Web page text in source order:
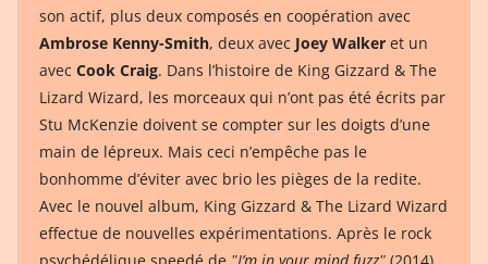
son actif, plus deux composés en coopération avec
Ambrose Kenny-Smith, deux avec Joey Walker et un
avec Cook Craig. Dans l’histoire de King Gizzard & The
Lizard Wizard, les morceaux qui n’ont pas été écrits par
Stu McKenzie doivent se compter sur les doigts d’une
main de lépreux. Mais ceci n’empêche pas le
bonhomme d’éviter avec brio les pièges de la redite.
Avec le nouvel album, King Gizzard & The Lizard Wizard
effectue de nouvelles expérimentations. Après le rock